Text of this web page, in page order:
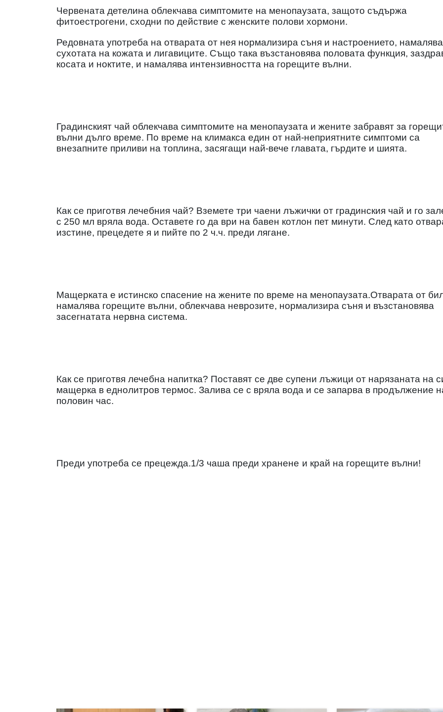
Червената детелина облекчава симптомите на менопаузата, защото съдържа
фитоестрогени, сходни по действие с женските полови хормони.
Редовната употреба на отварата от нея нормализира съня и настроението, намалява
сухотата на кожата и лигавиците. Също така възстановява половата функция,
косата и ноктите, и намалява интензивността на горещите вълни.
Градинският чай облекчава симптомите на менопаузата и жените забравят за
вълни дълго време. По време на климакса един от най-неприятните симптоми са
внезапните приливи на топлина, засягащи най-вече главата, гърдите и шията.
Как се приготвя лечебния чай? Вземете три чаени лъжички от градинския чай и го
с 250 мл вряла вода. Оставете го да ври на бавен котлон пет минути. След като
изстине, прецедете я и пийте по 2 ч.ч. преди лягане.
Мащерката е истинско спасение на жените по време на менопаузата.Отварата от
намалява горещите вълни, облекчава неврозите, нормализира съня и възстановява
засегнатата нервна система.
Как се приготвя лечебна напитка? Поставят се две супени лъжици от нарязаната на
мащерка в еднолитров термос. Залива се с вряла вода и се запарва в продължение
половин час.
Преди употреба се прецежда.1/3 чаша преди хранене и край на горещите вълни!